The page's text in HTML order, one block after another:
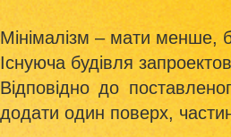
Мінімалізм – мати менше,
Існуюча будівля
Відповідно до
додати один поверх,